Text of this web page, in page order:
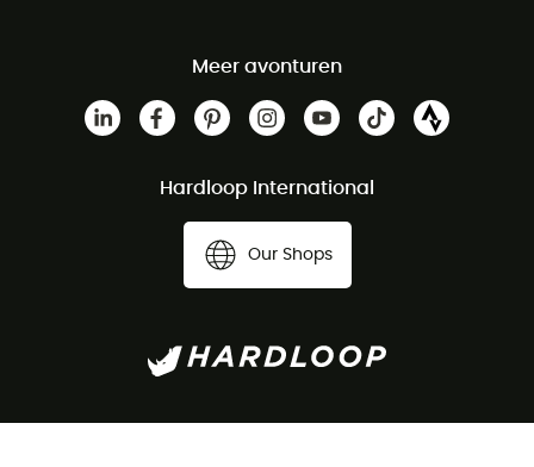
Meer avonturen
Hardloop International
Our Shops